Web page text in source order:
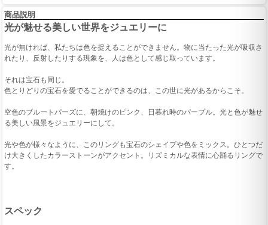
商品説明
光が魅せる美しい世界をジュエリーに
光が無ければ、私たちは色を捉えることができません。物に当たった光が吸収さ
れたり、反射したりする現象を、人は色として感じ取っています。
それは宝石も同じ。
色とりどりの宝石を愛でることができるのは、この世に光があるからこそ。
空色のブルートパーズに、朝焼けのピンク、日暮れ時のパープル。光と色が魅せ
る美しい風景をジュエリーにして。
光や色が様々なように、このリングも宝石のシェイプや色をミックス。ひとつだ
け大きくしたカラーストーンがアクセント。リズミカルな表情に心踊るリングで
す。
スペック